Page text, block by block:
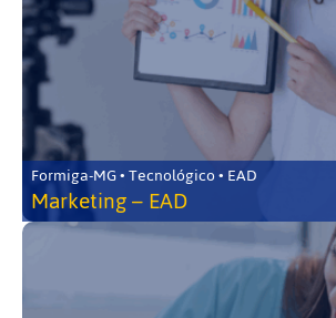
Formiga-MG • Tecnológico • EAD
Marketing – EAD